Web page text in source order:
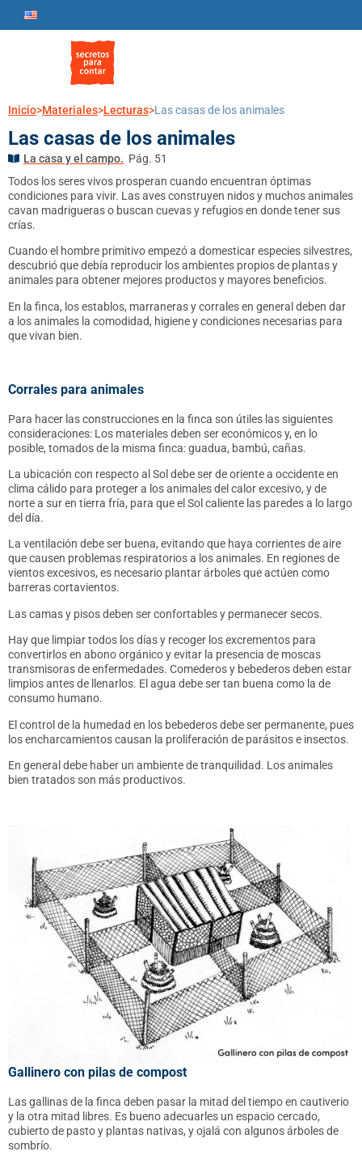
Inicio>Materiales>Lecturas>Las casas de los animales
Las casas de los animales
La casa y el campo. Pág. 51
Todos los seres vivos prosperan cuando encuentran óptimas
condiciones para vivir. Las aves construyen nidos y muchos animales
cavan madrigueras o buscan cuevas y refugios en donde tener sus
crías.
Cuando el hombre primitivo empezó a domesticar especies silvestres,
descubrió que debía reproducir los ambientes propios de plantas y
animales para obtener mejores productos y mayores beneficios.
En la finca, los establos, marraneras y corrales en general deben dar
a los animales la comodidad, higiene y condiciones necesarias para
que vivan bien.
Corrales para animales
Para hacer las construcciones en la finca son útiles las siguientes
consideraciones: Los materiales deben ser económicos y, en lo
posible, tomados de la misma finca: guadua, bambú, cañas.
La ubicación con respecto al Sol debe ser de oriente a occidente en
clima cálido para proteger a los animales del calor excesivo, y de
norte a sur en tierra fría, para que el Sol caliente las paredes a lo largo
del día.
La ventilación debe ser buena, evitando que haya corrientes de aire
que causen problemas respiratorios a los animales. En regiones de
vientos excesivos, es necesario plantar árboles que actúen como
barreras cortavientos.
Las camas y pisos deben ser confortables y permanecer secos.
Hay que limpiar todos los días y recoger los excrementos para
convertirlos en abono orgánico y evitar la presencia de moscas
transmisoras de enfermedades. Comederos y bebederos deben estar
limpios antes de llenarlos. El agua debe ser tan buena como la de
consumo humano.
El control de la humedad en los bebederos debe ser permanente, pues
los encharcamientos causan la proliferación de parásitos e insectos.
En general debe haber un ambiente de tranquilidad. Los animales
bien tratados son más productivos.
Gallinero con pilas de compost
Las gallinas de la finca deben pasar la mitad del tiempo en cautiverio
y la otra mitad libres. Es bueno adecuarles un espacio cercado,
cubierto de pasto y plantas nativas, y ojalá con algunos árboles de
sombrío.